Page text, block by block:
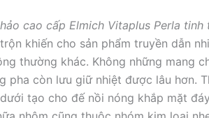
cao cấp Elmich Vitaplus Perla tinh
khiến cho sản phẩm truyền dẫn
thường khác. Không những mang
pha còn lưu giữ nhiệt được lâu hơn.
tạo cho đế nồi nóng khắp mặt